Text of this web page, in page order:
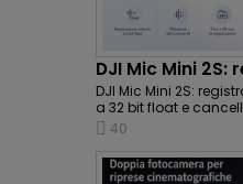
DJI Mic Mini 2S:
a 32 bit float e
40